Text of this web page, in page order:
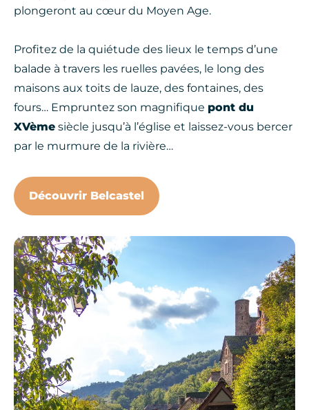
plongeront au cœur du Moyen Age.
Profitez de la quiétude des lieux le temps d’une
balade à travers les ruelles pavées, le long des
maisons aux toits de lauze, des fontaines, des
fours… Empruntez son magnifique pont du
XVème siècle jusqu’à l’église et laissez-vous bercer
par le murmure de la rivière…
Découvrir Belcastel